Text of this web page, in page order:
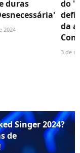
duras
2024
do
da
3 de
Singer 2024?
de